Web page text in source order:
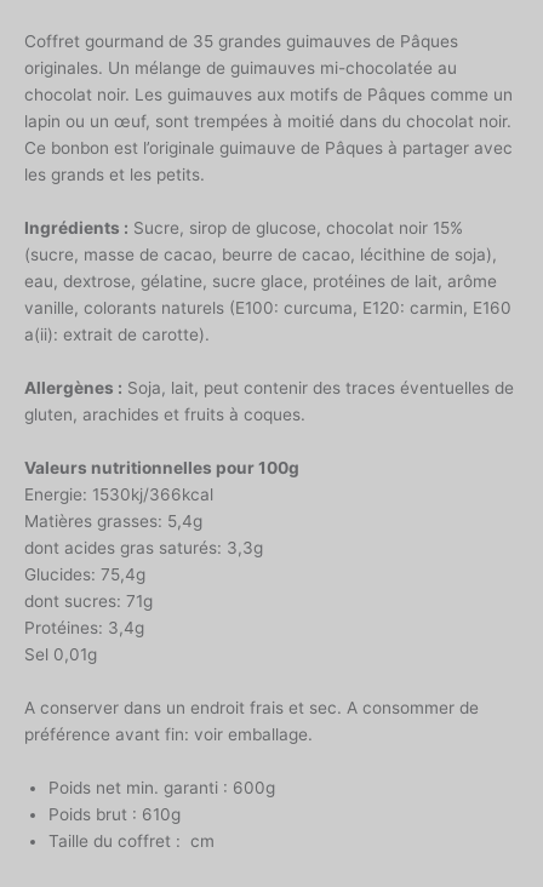
Coffret gourmand de 35 grandes guimauves de Pâques
originales. Un mélange de guimauves mi-chocolatée au
chocolat noir. Les guimauves aux motifs de Pâques comme un
lapin ou un œuf, sont trempées à moitié dans du chocolat noir.
Ce bonbon est l’originale guimauve de Pâques à partager avec
les grands et les petits.
Ingrédients : Sucre, sirop de glucose, chocolat noir 15%
(sucre, masse de cacao, beurre de cacao, lécithine de soja),
eau, dextrose, gélatine, sucre glace, protéines de lait, arôme
vanille, colorants naturels (E100: curcuma, E120: carmin, E160
a(ii): extrait de carotte).
Allergènes : Soja, lait, peut contenir des traces éventuelles de
gluten, arachides et fruits à coques.
Valeurs nutritionnelles pour 100g
Energie: 1530kj/366kcal
Matières grasses: 5,4g
dont acides gras saturés: 3,3g
Glucides: 75,4g
dont sucres: 71g
Protéines: 3,4g
Sel 0,01g
A conserver dans un endroit frais et sec. A consommer de
préférence avant fin: voir emballage.
Poids net min. garanti : 600g
Poids brut : 610g
Taille du coffret : cm